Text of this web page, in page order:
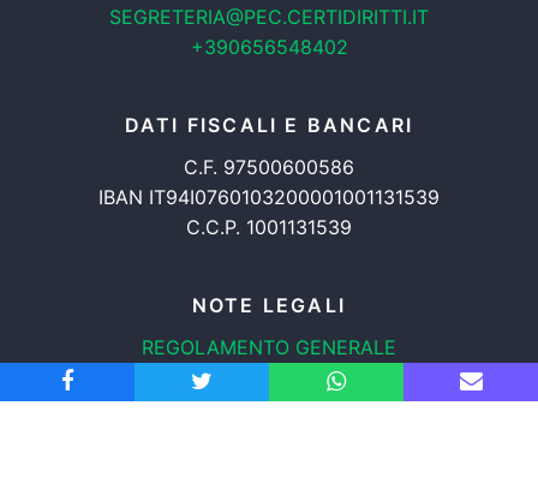
SEGRETERIA@PEC.CERTIDIRITTI.IT
+390656548402
DATI FISCALI E BANCARI
C.F. 97500600586
IBAN IT94I0760103200001001131539
C.C.P. 1001131539
NOTE LEGALI
REGOLAMENTO GENERALE
PROTEZIONE DATI
INFORMATIVA COOKIES